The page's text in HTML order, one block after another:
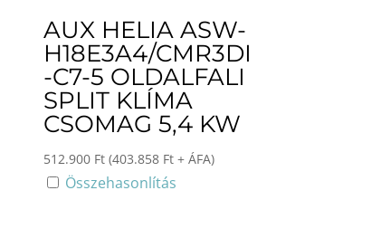
AUX HELIA ASW-
H18E3A4/CMR3DI
-C7-5 OLDALFALI
SPLIT KLÍMA
CSOMAG 5,4 KW
512.900 Ft (403.858 Ft + ÁFA)
Összehasonlítás